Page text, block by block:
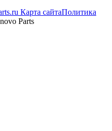
Карта сайтаПолитика
Parts